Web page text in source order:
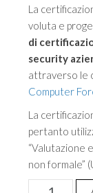
La
voluta e
di
security
attraverso le
Computer
La
pertanto
“Valutazione
non formale”